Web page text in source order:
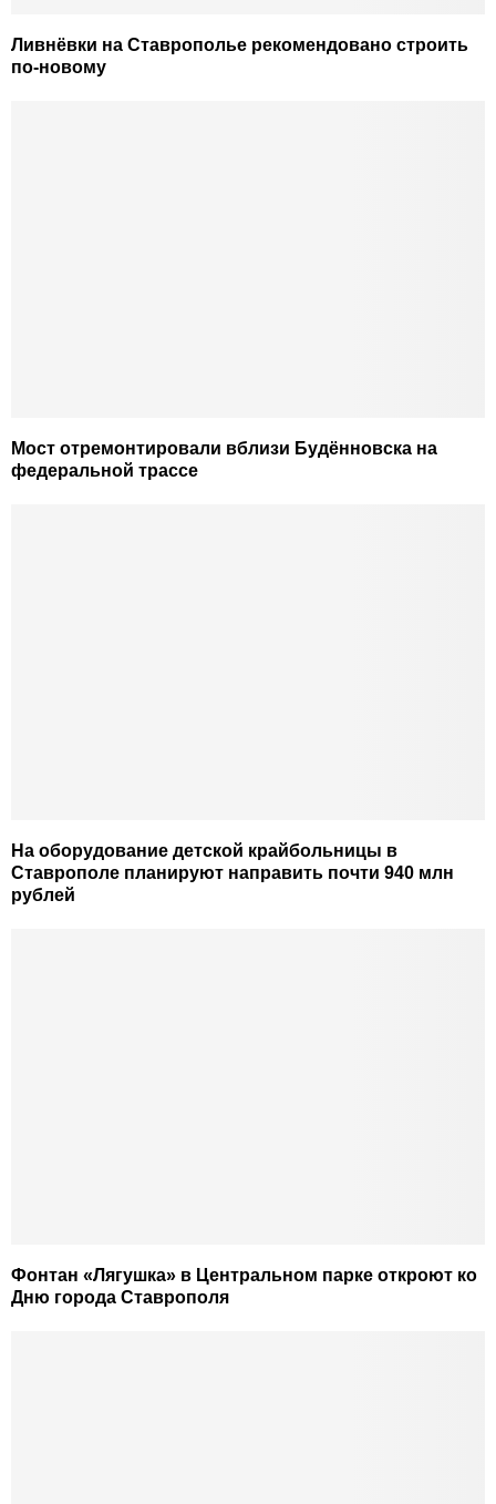
Ливнёвки на Ставрополье рекомендовано строить
по-новому
Мост отремонтировали вблизи Будённовска на
федеральной трассе
На оборудование детской крайбольницы в
Ставрополе планируют направить почти 940 млн
рублей
Фонтан «Лягушка» в Центральном парке откроют ко
Дню города Ставрополя